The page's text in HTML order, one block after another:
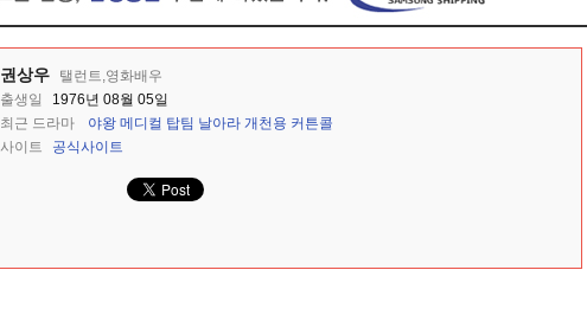
권상우
탤런트,영화배우
출생일
1976년 08월 05일
최근 드라마
야왕 메디컬 탑팀 날아라 개천용 커튼콜
사이트
공식사이트